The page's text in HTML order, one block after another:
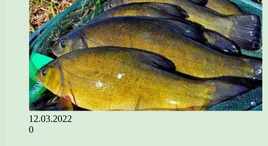
12.03.2022
0